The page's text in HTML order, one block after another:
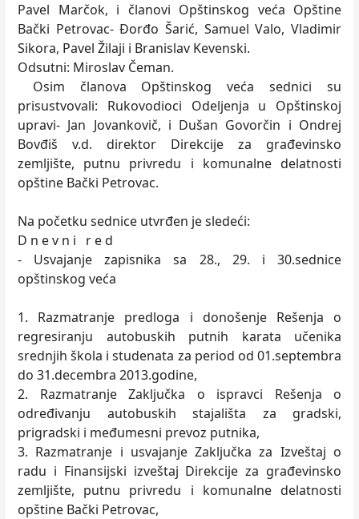
Pavel Marčok, i članovi Opštinskog veća Opštine
Bački Petrovac- Đorđo Šarić, Samuel Valo, Vladimir
Sikora, Pavel Žilaji i Branislav Kevenski.
Odsutni: Miroslav Čeman.
Osim članova Opštinskog veća sednici su
prisustvovali: Rukovodioci Odeljenja u Opštinskoj
upravi- Jan Jovankovič, i Dušan Govorčin i Ondrej
Bovđiš v.d. direktor Direkcije za građevinsko
zemljište, putnu privredu i komunalne delatnosti
opštine Bački Petrovac.
Na početku sednice utvrđen je sledeći:
D n e v n i r e d
- Usvajanje zapisnika sa 28., 29. i 30.sednice
opštinskog veća
1. Razmatranje predloga i donošenje Rešenja o
regresiranju autobuskih putnih karata učenika
srednjih škola i studenata za period od 01.septembra
do 31.decembra 2013.godine,
2. Razmatranje Zaključka o ispravci Rešenja o
određivanju autobuskih stajališta za gradski,
prigradski i međumesni prevoz putnika,
3. Razmatranje i usvajanje Zaključka za Izveštaj o
radu i Finansijski izveštaj Direkcije za građevinsko
zemljište, putnu privredu i komunalne delatnosti
opštine Bački Petrovac,